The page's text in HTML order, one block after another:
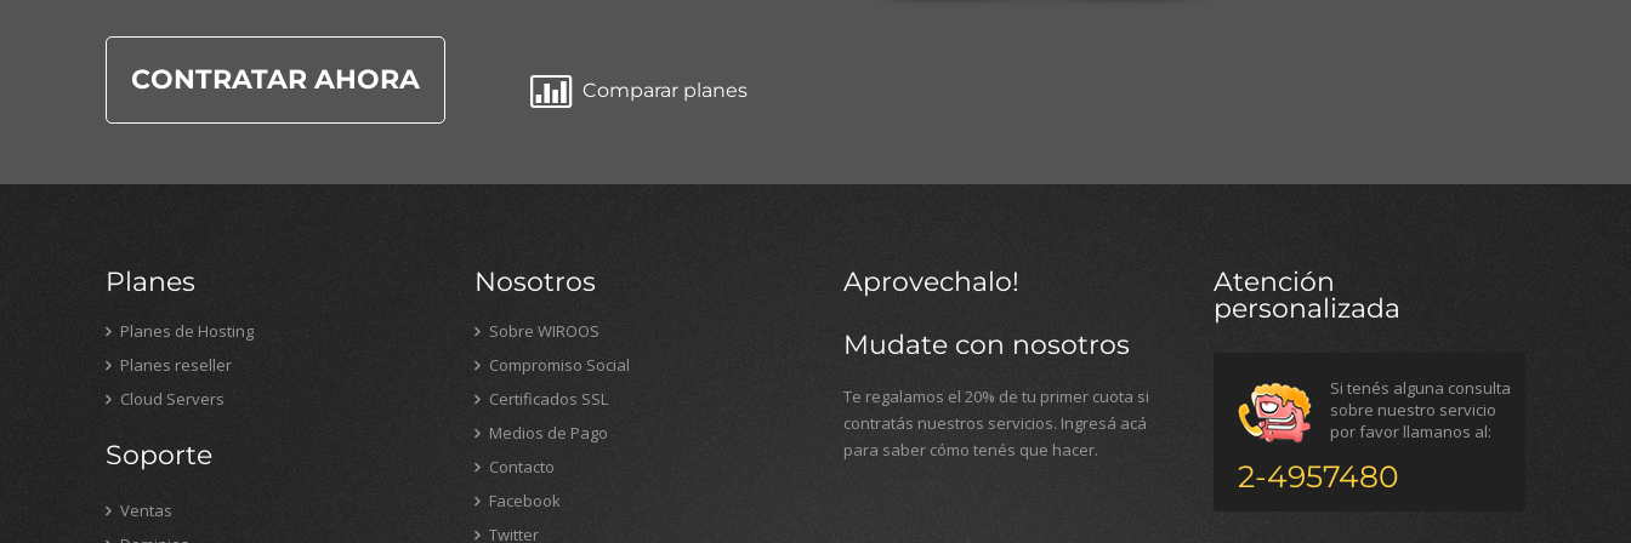
CONTRATAR AHORA Comparar planes
Planes
Planes de Hosting
Planes reseller
Cloud Servers
Soporte
Ventas
Nosotros
Sobre WIROOS
Compromiso Social
Certificados SSL
Medios de Pago
Contacto
Facebook
Twitter
Aprovechalo!
Mudate con nosotros
Te regalamos el 20% de tu primer cuota si
contratás nuestros servicios. Ingresá acá
para saber cómo tenés que hacer.
Atención
personalizada
Si tenés alguna consulta
sobre nuestro servicio
por favor llamanos al:
2-4957480